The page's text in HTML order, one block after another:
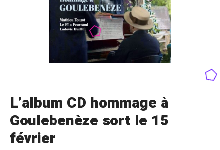
L’album CD hommage à
Goulebenèze sort le 15
février